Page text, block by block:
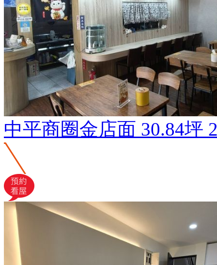
中平商圈金店面 30.84坪